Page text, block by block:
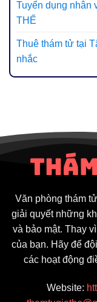
Tuyển dụng nhân
THẾ
Thuê thám tử tại
nhắc
Văn phòng thám
giải quyết những
và bảo mật. Thay
của bạn. Hãy để
các hoạt động
Website: